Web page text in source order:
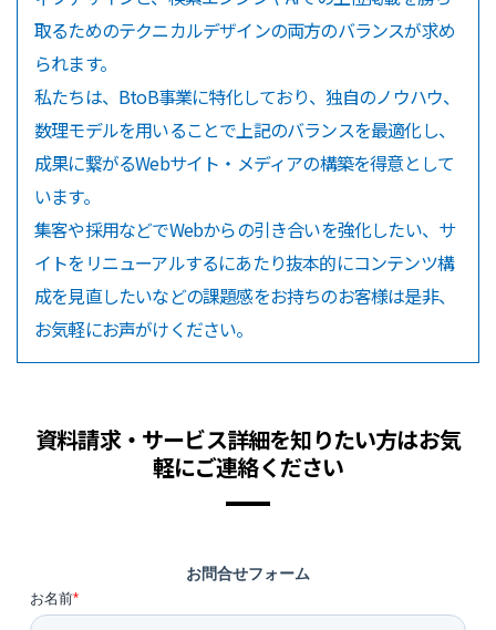
取るためのテクニカルデザインの両方のバランスが求め
られます。
私たちは、BtoB事業に特化しており、独自のノウハウ、
数理モデルを用いることで上記のバランスを最適化し、
成果に繋がるWebサイト・メディアの構築を得意として
います。
集客や採用などでWebからの引き合いを強化したい、サ
イトをリニューアルするにあたり抜本的にコンテンツ構
成を見直したいなどの課題感をお持ちのお客様は是非、
お気軽にお声がけください。
資料請求・サービス詳細を知りたい方はお気
軽にご連絡ください